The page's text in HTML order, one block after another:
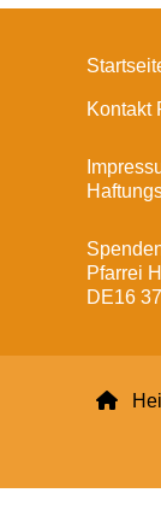
Kontakt
Pfarrei
DE16
